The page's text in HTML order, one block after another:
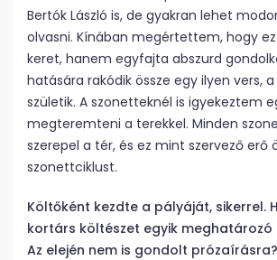
Bertók László is, de gyakran lehet
olvasni. Kínában megértettem, hogy
keret, hanem egyfajta abszurd
hatására rakódik össze egy ilyen vers,
születik. A szonetteknél is igyekeztem
megteremteni a terekkel. Minden
szerepel a tér, és ez mint szervező erő
szonettciklust.
Költőként kezdte a pályáját, sikerrel.
kortárs költészet egyik
Az elején nem is gondolt prózaírásra?